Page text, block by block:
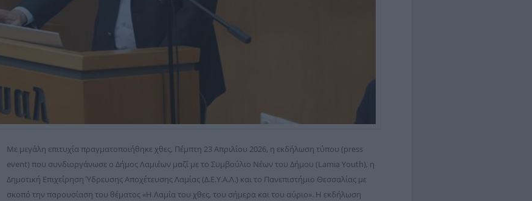
Με μεγάλη επιτυχία πραγματοποιήθηκε χθες, Πέμπτη 23 Απριλίου 2026, η εκδήλωση τύπου (press
event) που συνδιοργάνωσε ο Δήμος Λαμιέων μαζί με το Συμβούλιο Νέων του Δήμου (Lamia Youth), η
Δημοτική Επιχείρηση Ύδρευσης Αποχέτευσης Λαμίας (Δ.Ε.Υ.Α.Λ.) και το Πανεπιστήμιο Θεσσαλίας με
σκοπό την παρουσίαση του θέματος «Η Λαμία του χθες, του σήμερα και του αύριο». Η εκδήλωση